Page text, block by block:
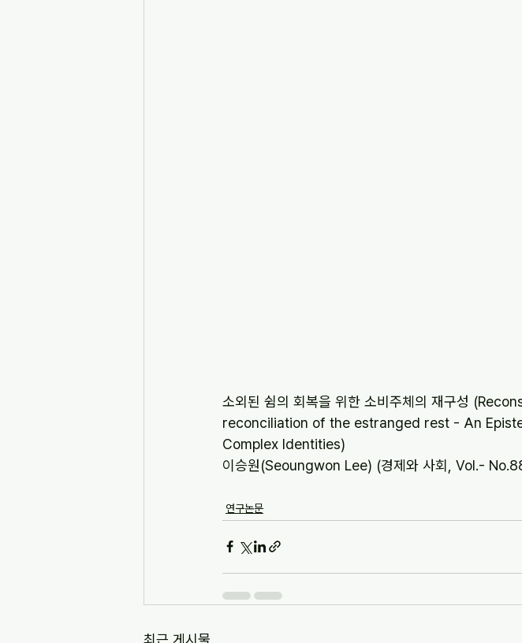
소외된 쉼의 회복을 위한 소비주체의 재구성
reconciliation of the estranged rest - An
Complex Identities)
이승원(Seoungwon Lee) (경제와 사회, Vol.-
연구논문
최근 게시물